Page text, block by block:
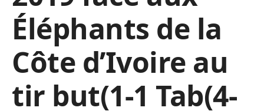
Éléphants de la
Côte d’Ivoire au
tir but(1-1 Tab(4-